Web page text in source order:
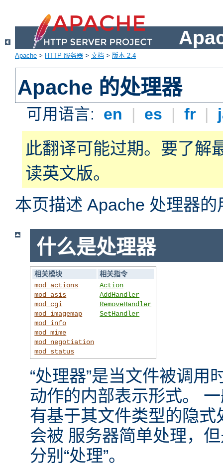
Apache > HTTP 服务器 > 文档 > 版本 2.4
Apache 的处理器
可用语言: en | es | fr |
此翻译可能过期。要了解
读英文版。
本页描述 Apache 处理器的
什么是处理器
相关模块
相关指令
mod_actions
mod_asis
mod_cgi
mod_imagemap
mod_info
mod_mime
mod_negotiation
mod_status
Action
AddHandler
RemoveHandler
SetHandler
“处理器”是当文件被调用
动作的内部表示形式。
有基于其文件类型的隐
会被 服务器简单处理，
分别“处理”。